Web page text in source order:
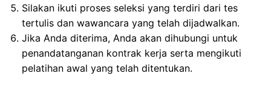
Silakan ikuti proses seleksi yang terdiri dari tes
tertulis dan wawancara yang telah dijadwalkan.
Jika Anda diterima, Anda akan dihubungi untuk
penandatanganan kontrak kerja serta mengikuti
pelatihan awal yang telah ditentukan.